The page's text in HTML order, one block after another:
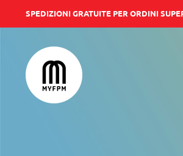
al
contenuto
SPEDIZIONI GRATUITE PER ORDINI